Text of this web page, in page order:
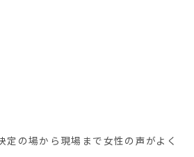
定の場から現場まで女性の声がよく